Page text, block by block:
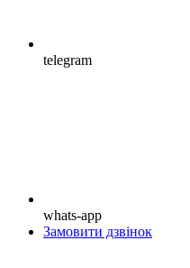
telegram
whats-app
Замовити дзвінок